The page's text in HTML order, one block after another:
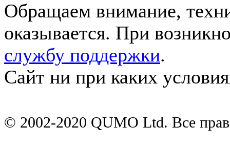
Обращаем внимание,
оказывается. При
службу поддержки.
Сайт ни при каких
© 2002-2020 QUMO Ltd. Все